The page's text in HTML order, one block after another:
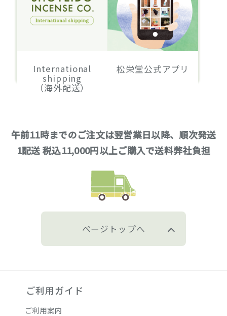
International
shipping
（海外配送）
松栄堂公式アプリ
午前11時までのご注文は翌営業日以降、順次発送
1配送 税込11,000円以上ご購入で送料弊社負担
ページトップへ
ご利用ガイド
ご利用案内